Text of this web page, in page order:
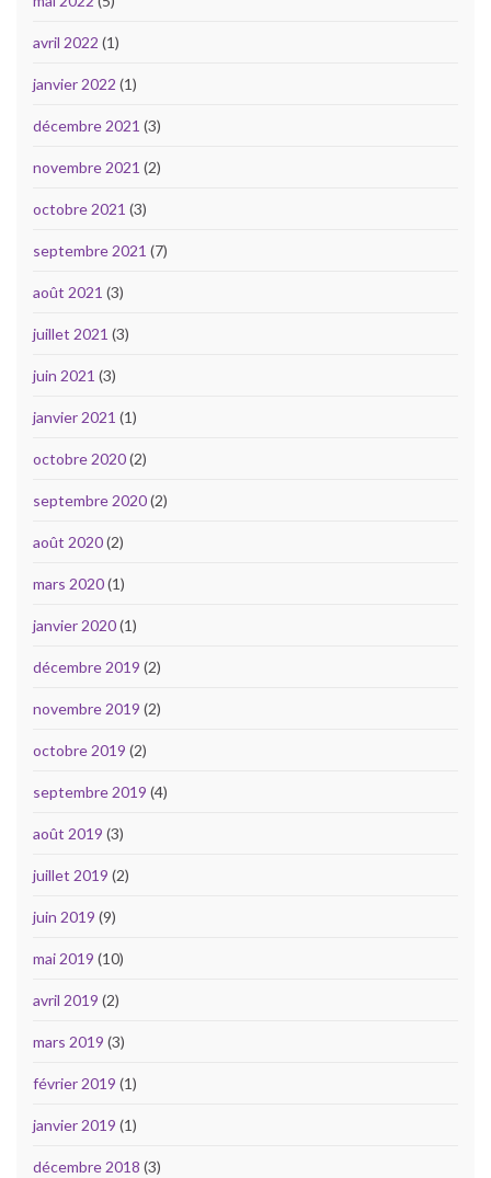
avril 2022 (1)
janvier 2022 (1)
décembre 2021 (3)
novembre 2021 (2)
octobre 2021 (3)
septembre 2021 (7)
août 2021 (3)
juillet 2021 (3)
juin 2021 (3)
janvier 2021 (1)
octobre 2020(2)
septembre 2020(2)
août 2020(2)
mars 2020(1)
janvier 2020(1)
décembre 2019 (2)
novembre 2019 (2)
octobre 2019 (2)
septembre 2019 (4)
août 2019 (3)
juillet 2019 (2)
juin 2019 (9)
mai 2019 (10)
avril 2019 (2)
mars 2019 (3)
février 2019 (1)
janvier 2019 (1)
décembre 2018 (3)